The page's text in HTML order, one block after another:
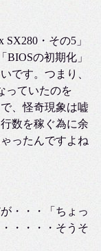
・その5」
の初期化」
です。つまり、
っていたのを
、怪奇現象は嘘
数を稼ぐ為に余
ったんですよね
・・・「ちょっ
・・・・そうそ